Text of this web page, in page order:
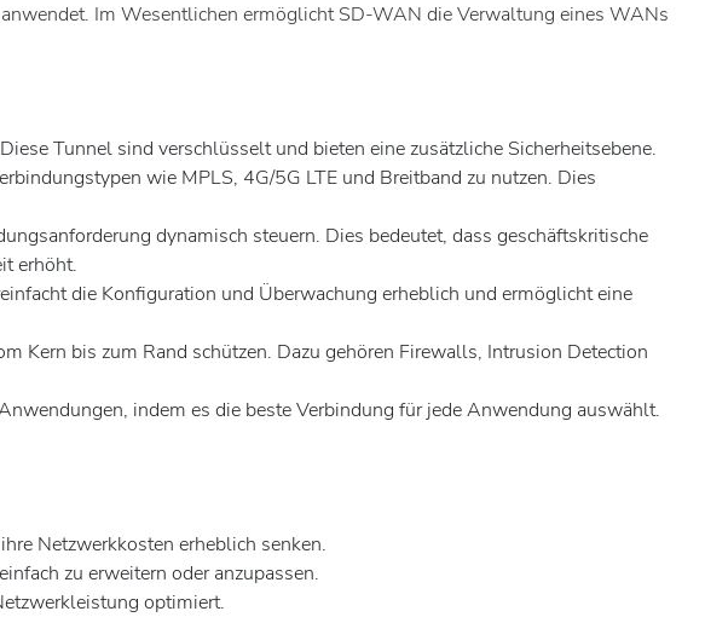
Im Wesentlichen ermöglicht SD-WAN die Verwaltung eines WANs
Tunnel sind verschlüsselt und bieten eine zusätzliche Sicherheitsebene.
wie MPLS, 4G/5G LTE und Breitband zu nutzen. Dies
dynamisch steuern. Dies bedeutet, dass geschäftskritische
erhöht.
die Konfiguration und Überwachung erheblich und ermöglicht eine
Kern bis zum Rand schützen. Dazu gehören Firewalls, Intrusion Detection
indem es die beste Verbindung für jede Anwendung auswählt.
Netzwerkkosten erheblich senken.
zu erweitern oder anzupassen.
optimiert.